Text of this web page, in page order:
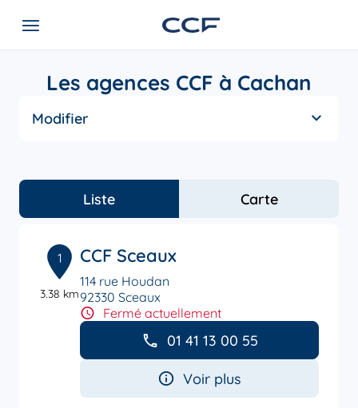
Les agences CCF à Cachan
Modifier
Liste Carte
1
3.38 km
CCF Sceaux
114 rue Houdan
92330 Sceaux
Fermé actuellement
01 41 13 00 55
Voir plus